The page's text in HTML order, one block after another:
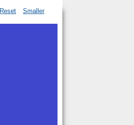
Reset Smaller